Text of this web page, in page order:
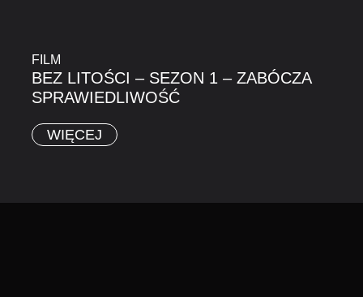
FILM
BEZ LITOŚCI – SEZON 1 – ZABÓCZA
SPRAWIEDLIWOŚĆ
WIĘCEJ